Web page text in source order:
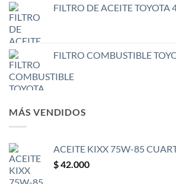
FILTRO DE ACEITE TOYOTA
FILTRO COMBUSTIBLE
MÁS VENDIDOS
ACEITE KIXX 75W-85
$42.000